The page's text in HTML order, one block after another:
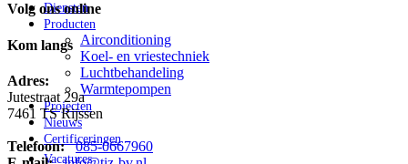
Diensten
Producten
Airconditioning
Koel- en vriestechniek
Luchtbehandeling
Warmtepompen
Projecten
Nieuws
Certificeringen
Vacatures
Volg ons online
Kom langs
Adres:
Jutestraat 29a
7461 TS Rijssen
Telefoon:
085-0667960